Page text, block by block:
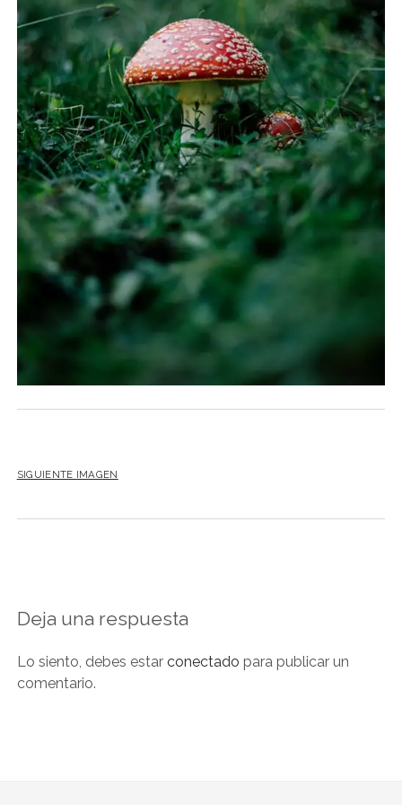
NOVELA GRÁFICA
BOOKTAG
NO FICCIÓN
LITERATURA INFANTIL Y JUVENIL
NOVEDADES DEL MES
SIGUIENTE IMAGEN
Deja una respuesta
Lo siento, debes estar conectado para publicar un
comentario.